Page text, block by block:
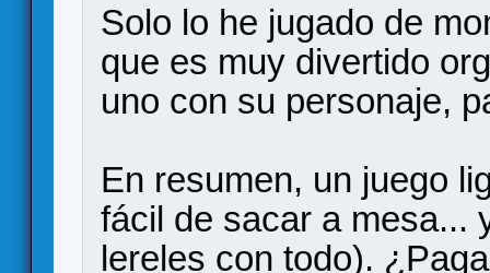
Solo lo he jugado de
que es muy divertido
uno con su personaje,
En resumen, un juego
fácil de sacar a mesa...
lereles con todo).